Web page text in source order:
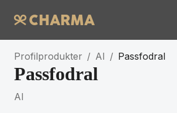
Profilprodukter / AI / Passfodral
Passfodral
AI